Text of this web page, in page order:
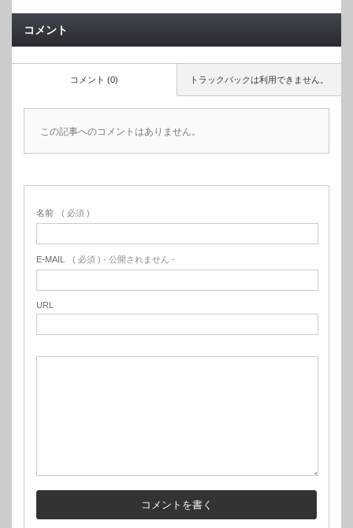
コメント
トラックバックは利用できません。
コメント (0)
この記事へのコメントはありません。
名前 ( 必須 )
E-MAIL ( 必須 ) - 公開されません -
URL